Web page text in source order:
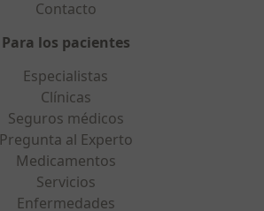
Contacto
Para los pacientes
Especialistas
Clínicas
Seguros médicos
Pregunta al Experto
Medicamentos
Servicios
Enfermedades